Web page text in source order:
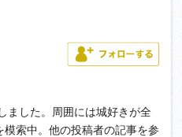
ました。周囲には城好きが全
索中。他の投稿者の記事を参